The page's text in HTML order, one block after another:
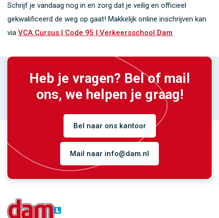
Schrijf je vandaag nog in en zorg dat je veilig en officieel
gekwalificeerd de weg op gaat! Makkelijk online inschrijven kan
via VCA Cursus | Code 95 | Verkeersschool Dam
Heb je vragen? Bel of mail
ons, we helpen je graag!
Bel naar ons kantoor
Mail naar info@dam.nl